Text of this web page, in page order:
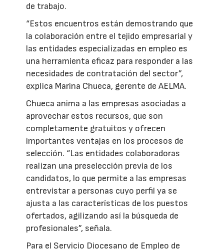
de trabajo.
“Estos encuentros están demostrando que
la colaboración entre el tejido empresarial y
las entidades especializadas en empleo es
una herramienta eficaz para responder a las
necesidades de contratación del sector”,
explica Marina Chueca, gerente de AELMA.
Chueca anima a las empresas asociadas a
aprovechar estos recursos, que son
completamente gratuitos y ofrecen
importantes ventajas en los procesos de
selección. “Las entidades colaboradoras
realizan una preselección previa de los
candidatos, lo que permite a las empresas
entrevistar a personas cuyo perfil ya se
ajusta a las características de los puestos
ofertados, agilizando así la búsqueda de
profesionales”, señala.
Para el Servicio Diocesano de Empleo de